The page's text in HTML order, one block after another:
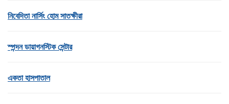
নিবেদিতা নার্সিং হোম সাতক্ষীরা
স্পন্দন ডায়াগনস্টিক সেন্টার
একতা হাসপাতাল